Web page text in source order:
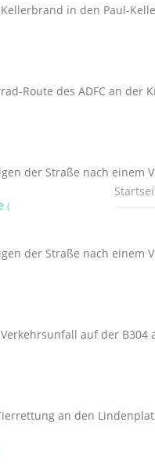
in den Paul-
Route des ADFC an der
der Straße nach einem
(
der Straße nach einem
auf der B304
an den